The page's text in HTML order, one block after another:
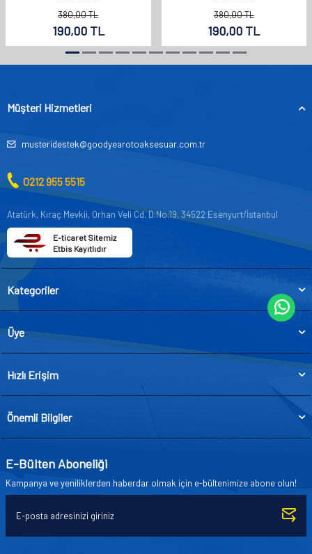
380,00TL
190,00TL
380,00TL
190,00 TL
Müşteri Hizmetleri
musteridestek@goodyearotoaksesuar.com.tr
0212 955 5515
Atatürk, Kıraç Mevkii, Orhan Veli Cd. D:No:19, 34522 Esenyurt/İstanbul
E-ticaret Sitemiz
Etbis Kayıtlıdır
Kategoriler
Üye
Hızlı Erişim
Önemli Bilgiler
E-Bülten Aboneliği
Kampanya ve yeniliklerden haberdar olmak için e-bültenimize abone olun!